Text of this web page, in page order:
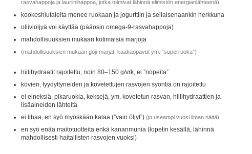
rasvahappoja ja lauriinihappoa, jotka toimivat lähinnä elimistön energianlähteenä)
kookoshiutaleita menee ruokaan ja jogurttiin ja sellaisenaankin herkkuna
oliiviöljyä voi käyttää (pääosin omega-9-rasvahappoja)
mahdollisuuksien mukaan kotimaisia marjoja
(mahdollisuuksien mukaan goji-marjat, kaakaopavut ym. ”superruoka”)
hiilihydraatit rajoitettu, noin 80–150 g/vrk, ei ”nopeita”
kovien, tyydyttyneiden ja kovetettujen rasvojen syöntiä on rajoitettu
ei eineksiä, pikaruokia, keksejä, ym. kovetetun rasvan, hiilihydraattien ja
lisäaineiden lähteitä
ei lihaa, en syö myöskään kalaa (”vain öljyt”) (jo useampi vuosi ilman näitä)
en syö enää maitotuotteita enkä kananmunia (lopetin kesällä, lähinnä
mahdollisesti haitallisten rasvojen vuoksi)